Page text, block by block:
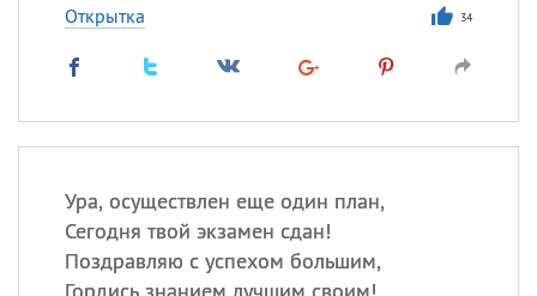
Открытка 34
Ура, осуществлен еще один план,
Сегодня твой экзамен сдан!
Поздравляю с успехом большим,